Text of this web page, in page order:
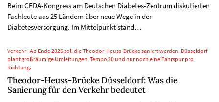
Beim CEDA-Kongress am Deutschen Diabetes-Zentrum diskutierten
Fachleute aus 25 Ländern über neue Wege in der
Diabetesversorgung. Im Mittelpunkt stand…
Verkehr | Ab Ende 2026 soll die Theodor-Heuss-Brücke saniert werden. Düsseldorf
plant großräumige Umleitungen, Tempo 30 und nur noch eine Fahrspur pro
Richtung.
Theodor-Heuss-Brücke Düsseldorf: Was die
Sanierung für den Verkehr bedeutet